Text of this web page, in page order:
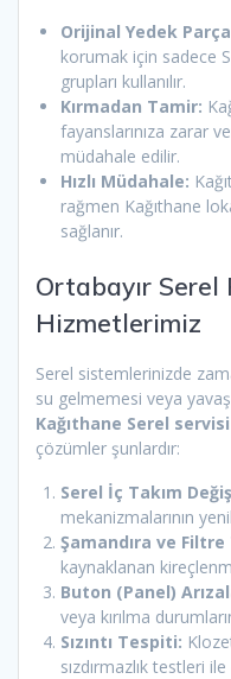
Orijinal Yedek
korumak için sadece
grupları kullanılır.
Kırmadan Tamir:
fayanslarınıza zarar
müdahale edilir.
Hızlı Müdahale:
rağmen Kağıthane
sağlanır.
Ortabayır Serel
Hizmetlerimiz
Serel sistemlerinizde
su gelmemesi veya
Kağıthane Serel servisi
çözümler şunlardır:
Serel İç Takım
mekanizmalarının
Şamandıra ve
kaynaklanan
Buton (Panel)
veya kırılma
Sızıntı Tespiti:
sızdırmazlık testleri